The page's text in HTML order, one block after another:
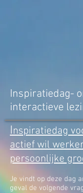
Inspiratiedag-
interactieve
Inspiratiedag
actief wil
persoonlijke
Je vindt op deze dag
geval de volgende